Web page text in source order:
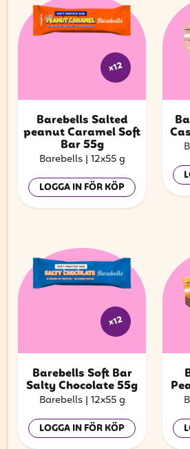
x12
Barebells Salted
peanut Caramel Soft
Bar 55g
Barebells | 12x55 g
LOGGA IN FÖR KÖP
x12
Barebells Soft Bar
Salty Chocolate 55g
Barebells | 12x55 g
LOGGA IN FÖR KÖP